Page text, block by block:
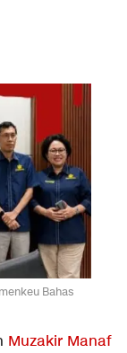
Bahas
Muzakir Manaf